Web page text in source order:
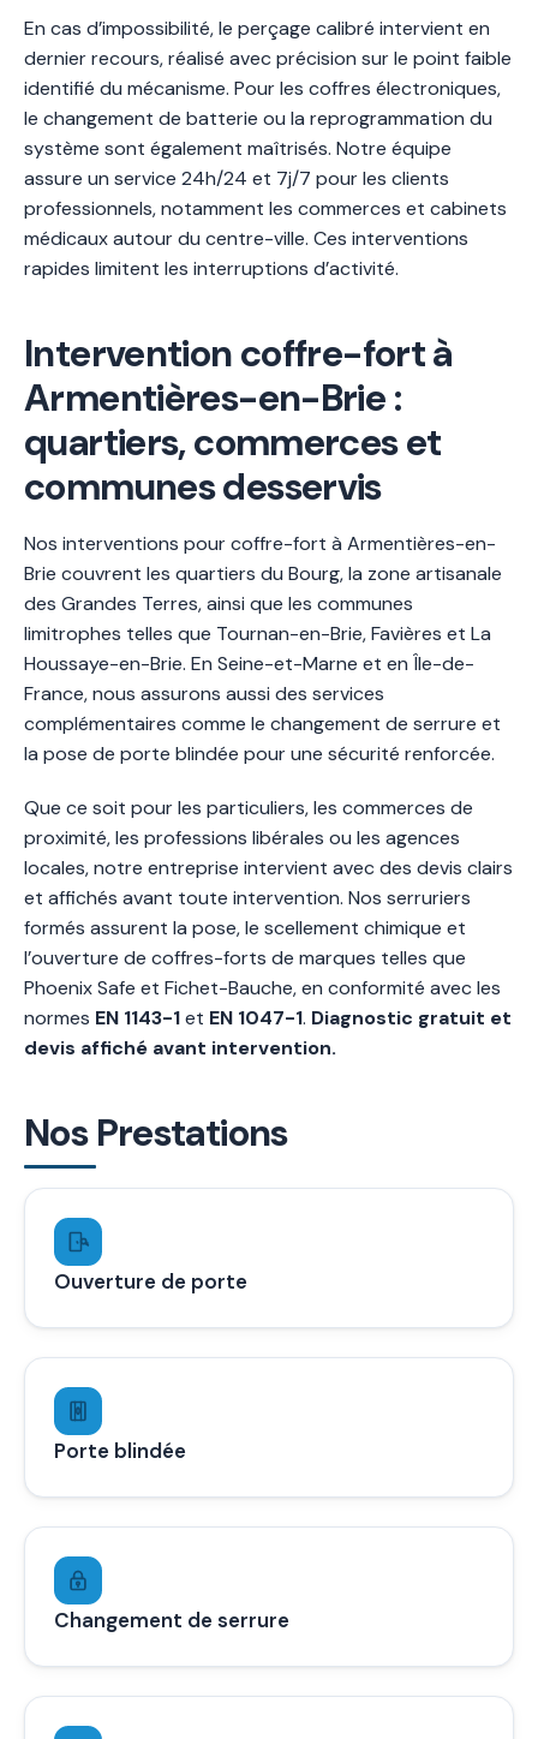
En cas d’impossibilité, le perçage calibré intervient en
dernier recours, réalisé avec précision sur le point faible
identifié du mécanisme. Pour les coffres électroniques,
le changement de batterie ou la reprogrammation du
système sont également maîtrisés. Notre équipe
assure un service 24h/24 et 7j/7 pour les clients
professionnels, notamment les commerces et cabinets
médicaux autour du centre-ville. Ces interventions
rapides limitent les interruptions d’activité.
Intervention coffre-fort à
Armentières-en-Brie :
quartiers, commerces et
communes desservis
Nos interventions pour coffre-fort à Armentières-en-
Brie couvrent les quartiers du Bourg, la zone artisanale
des Grandes Terres, ainsi que les communes
limitrophes telles que Tournan-en-Brie, Favières et La
Houssaye-en-Brie. En Seine-et-Marne et en Île-de-
France, nous assurons aussi des services
complémentaires comme le changement de serrure et
la pose de porte blindée pour une sécurité renforcée.
Que ce soit pour les particuliers, les commerces de
proximité, les professions libérales ou les agences
locales, notre entreprise intervient avec des devis clairs
et affichés avant toute intervention. Nos serruriers
formés assurent la pose, le scellement chimique et
l’ouverture de coffres-forts de marques telles que
Phoenix Safe et Fichet-Bauche, en conformité avec les
normes EN 1143-1et EN 1047-1. Diagnostic gratuit et
devis affiché avant intervention.
Nos Prestations
Ouverture de porte
Porte blindée
Changement de serrure